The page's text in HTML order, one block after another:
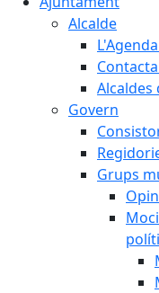
Alcalde
Alcaldes
Govern
Grups